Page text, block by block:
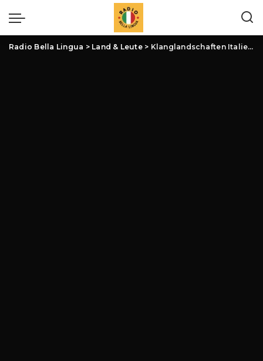
Radio Bella Lingua > Land & Leute> Klanglandschaften Italiens: Aktuelle Entwicklungen in den Musiktraditionen Italiens